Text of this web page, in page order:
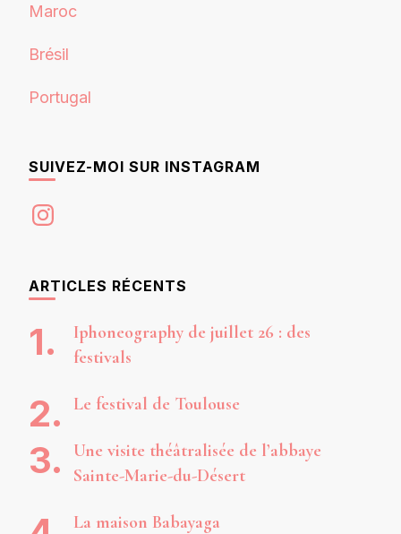
Maroc
Brésil
Portugal
SUIVEZ-MOI SUR INSTAGRAM
Instagram
ARTICLES RÉCENTS
Iphoneography de juillet 26 : des
festivals
Le festival de Toulouse
Une visite théâtralisée de l’abbaye
Sainte-Marie-du-Désert
La maison Babayaga